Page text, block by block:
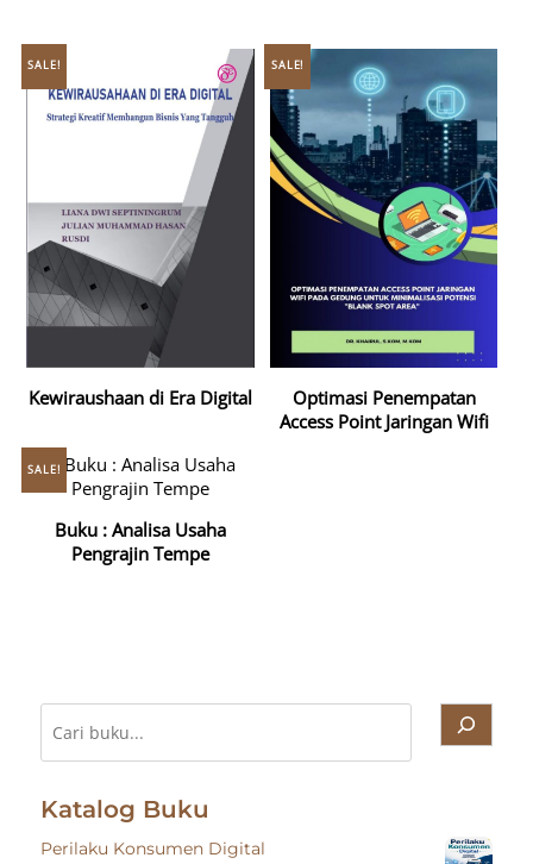
SALE!
Kewiraushaan di Era Digital
SALE!
Optimasi Penempatan
Access Point Jaringan Wifi
SALE!
Buku : Analisa Usaha
Pengrajin Tempe
Cari
Katalog Buku
Perilaku Konsumen Digital